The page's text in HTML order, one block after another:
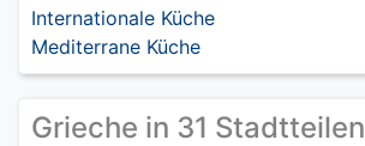
Internationale Küche
Mediterrane Küche
Grieche in 31 Stadtteilen